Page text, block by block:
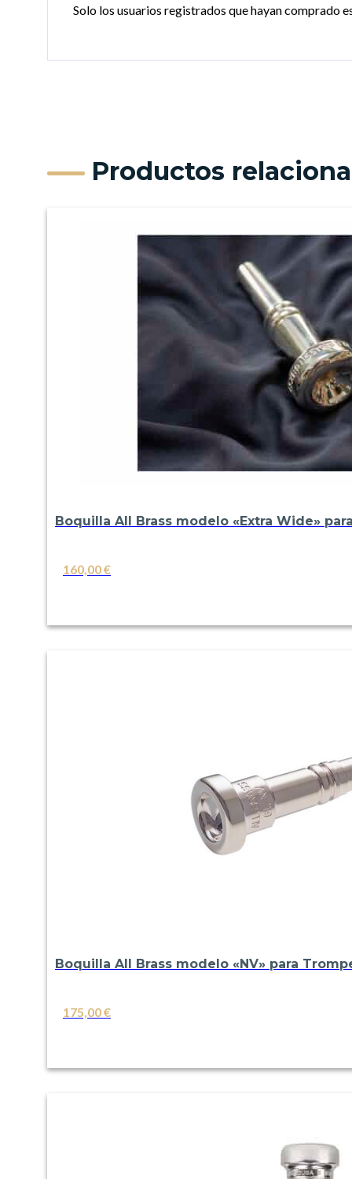
Solo los usuarios registrados que hayan comprado
Productos
Boquilla All Brass modelo «Extra Wide»
160,00€
Boquilla All Brass modelo «NV» para
175,00€